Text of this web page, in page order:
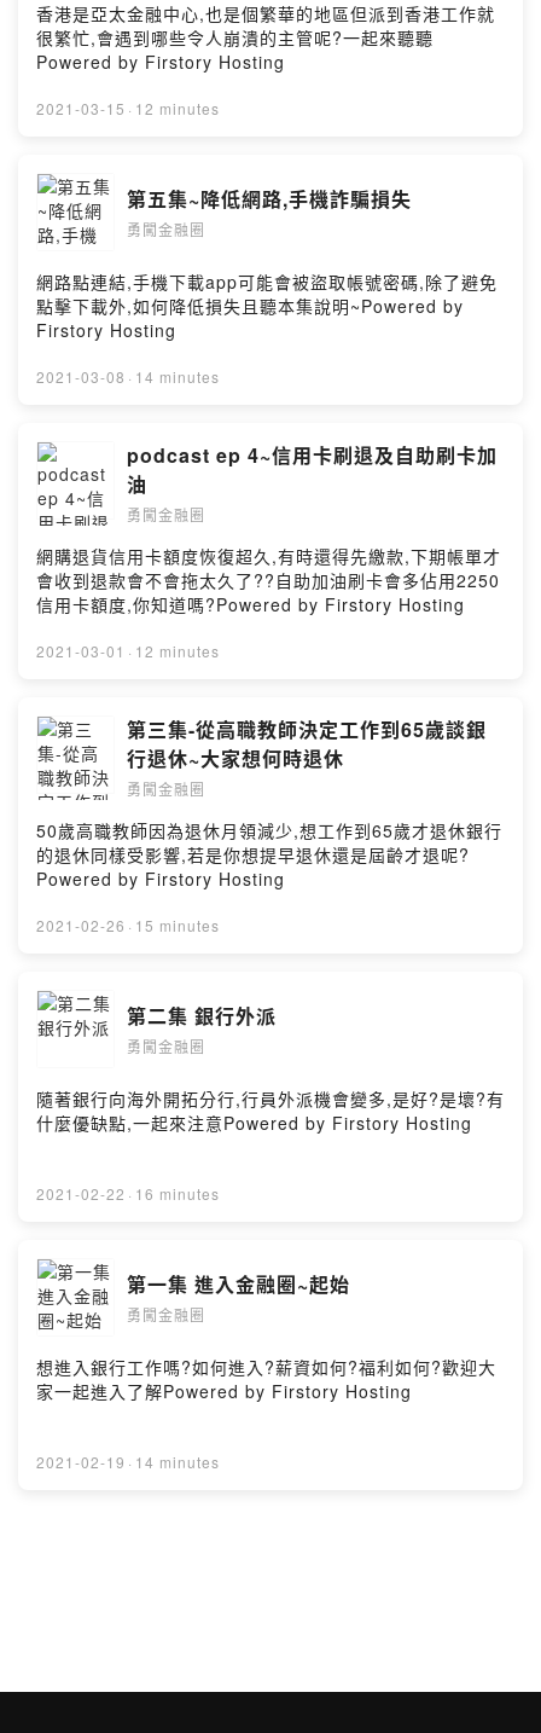
香港是亞太金融中心,也是個繁華的地區但派到香港工作就
很繁忙,會遇到哪些令人崩潰的主管呢?一起來聽聽
Powered by Firstory Hosting
2021-03-15 · 12 minutes
第五集~降低網路,手機詐騙損失
勇闖金融圈
網路點連結,手機下載app可能會被盜取帳號密碼,除了避免
點擊下載外,如何降低損失且聽本集說明~Powered by
Firstory Hosting
2021-03-08 · 14 minutes
podcast ep 4~信用卡刷退及自助刷卡加
油
勇闖金融圈
網購退貨信用卡額度恢復超久,有時還得先繳款,下期帳單才
會收到退款會不會拖太久了??自助加油刷卡會多佔用2250
信用卡額度,你知道嗎?Powered by Firstory Hosting
2021-03-01 · 12 minutes
第三集-從高職教師決定工作到65歲談銀
行退休~大家想何時退休
勇闖金融圈
50歲高職教師因為退休月領減少,想工作到65歲才退休銀行
的退休同樣受影響,若是你想提早退休還是屆齡才退呢?
Powered by Firstory Hosting
2021-02-26 · 15 minutes
第二集 銀行外派
勇闖金融圈
隨著銀行向海外開拓分行,行員外派機會變多,是好?是壞?有
什麼優缺點,一起來注意Powered by Firstory Hosting
2021-02-22 · 16 minutes
第一集 進入金融圈~起始
勇闖金融圈
想進入銀行工作嗎?如何進入?薪資如何?福利如何?歡迎大
家一起進入了解Powered by Firstory Hosting
2021-02-19 · 14 minutes